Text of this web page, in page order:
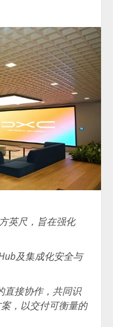
英尺，旨在强化
及集成化安全与
直接协作，共同识
，以交付可衡量的